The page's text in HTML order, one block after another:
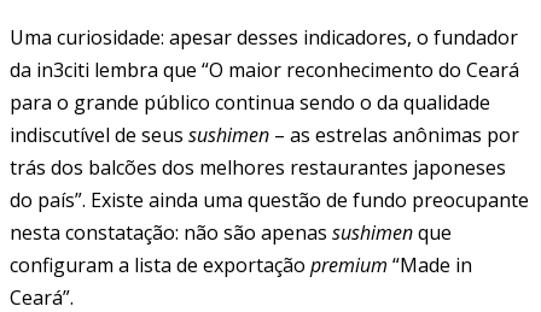
Uma curiosidade: apesar desses indicadores, o fundador
da in3citi lembra que “O maior reconhecimento do Ceará
para o grande público continua sendo o da qualidade
indiscutível de seus sushimen – as estrelas anônimas por
trás dos balcões dos melhores restaurantes japoneses
do país”. Existe ainda uma questão de fundo preocupante
nesta constatação: não são apenas sushimenque
configuram a lista de exportação premium “Made in
Ceará”.